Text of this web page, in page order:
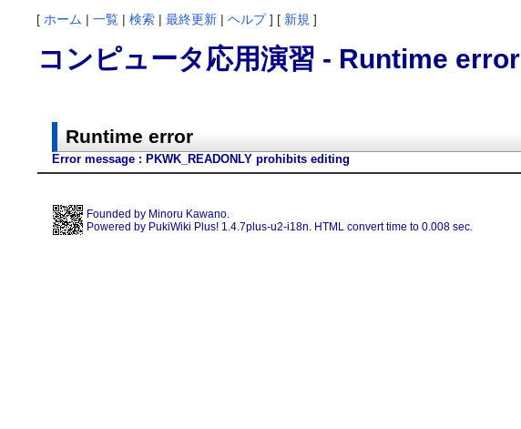
[ ホーム | 一覧| 検索| 最終更新| ヘルプ] [ 新規 ]
コンピュータ応用演習 - Runtime error
Runtime error
Error message : PKWK_READONLY prohibits editing
Founded by Minoru Kawano.
Powered by PukiWiki Plus! 1.4.7plus-u2-i18n. HTML convert time to 0.008 sec.